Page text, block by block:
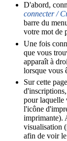
D'abord,
connecter /
barre du
votre mot de
Une fois
que vous
apparaît à
lorsque vous
Sur cette
pour laquelle
l'icône
imprimante).
visualisation
afin de voir